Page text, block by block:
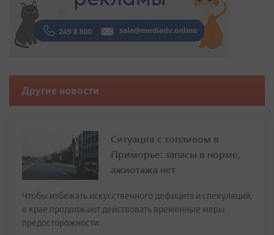
Другие новости
Ситуация с топливом в
Приморье: запасы в норме,
ажиотажа нет
Чтобы избежать искусственного дефицита и спекуляций,
в крае продолжают действовать временные меры
предосторожности